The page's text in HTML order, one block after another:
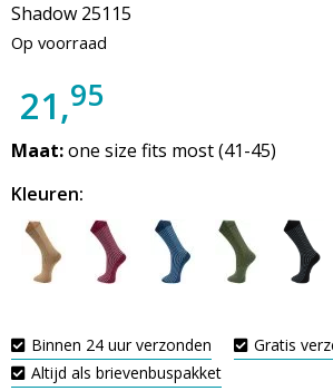
Shadow 25115
Op voorraad
21,95
Maat:one size fits most (41-45)
Kleuren:
Binnen 24 uur verzonden
Gratis
Altijd als brievenbuspakket